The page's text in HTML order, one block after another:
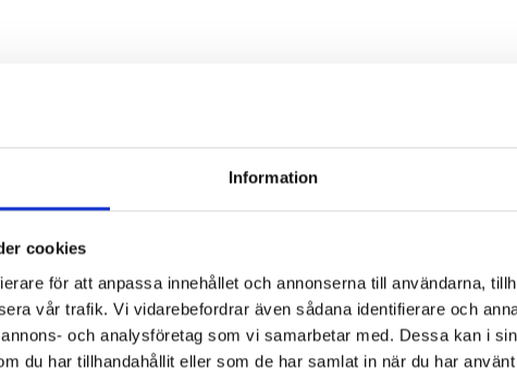
Information
cookies
för att anpassa innehållet och annonserna till användarna,
vår trafik. Vi vidarebefordrar även sådana identifierare och
och analysföretag som vi samarbetar med. Dessa kan i
du har tillhandahållit eller som de har samlat in när du har